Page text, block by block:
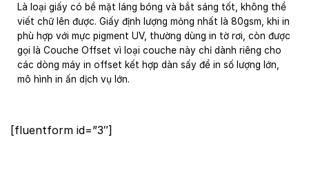
Là loại giấy có bề mặt láng bóng và bắt sáng tốt, không thể
viết chữ lên được. Giấy định lượng mỏng nhất là 80gsm, khi in
phù hợp với mực pigment UV, thường dùng in tờ rơi, còn được
gọi là Couche Offset vì loại couche này chỉ dành riêng cho
các dòng máy in offset kết hợp dàn sấy để in số lượng lớn,
mô hình in ấn dịch vụ lớn.
[fluentform id=”3″]